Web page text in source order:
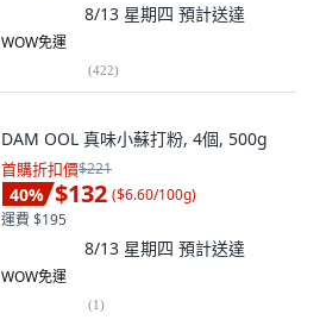
8/13 星期四 預計送達
WOW免運
(422)
DAM OOL 真味小蘇打粉, 4個, 500g
首購折扣價$221
40% $132 ($6.60/100g)
運費 $195
8/13 星期四 預計送達
WOW免運
(1)